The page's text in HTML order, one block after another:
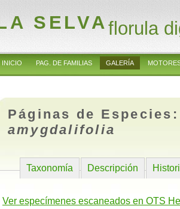
SELVAflorula
INICIO PAG. DE FAMILIAS GALERÍA
Páginas de
amygdalifolia
Taxonomía Descripción
Ver especímenes escaneados en OTS